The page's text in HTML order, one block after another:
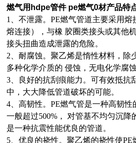
燃气用hdpe管件 pe燃气0材产品特
1、不泄露。PE燃气管道主要采用
熔连接），与橡 胶圈类接头或其他
接头扭曲造成泄露的危险。
2、耐腐蚀。聚乙烯是惰性材料，除
多种化学介质的 侵蚀，无电化学腐
3、 良好的抗刮痕能力。可有效抵抗
中，大大降低管道破坏的可能。
4、高韧性。PE燃气管是一种高韧
一般超过500%， 对管基不均匀沉降
是一种抗震性能优良的管道。
5、优良的挠性。聚乙烯的挠性使PE